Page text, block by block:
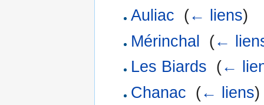
Auliac (← liens)
Mérinchal
(←
Les Biards (←
Chanac (← liens)